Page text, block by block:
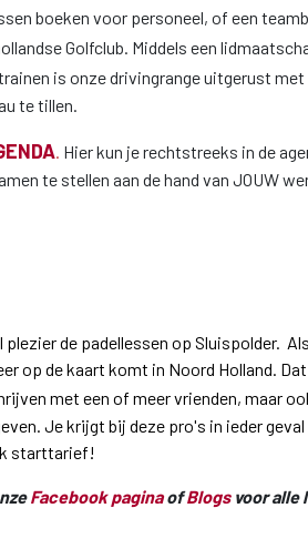
boeken voor personeel, of een
Golfclub. Middels een
is onze drivingrange uitgerust met
te tillen.
Hier kun je rechtstreeks in de
te stellen aan de hand van JOUW
de padellessen op Sluispolder.
op de kaart komt in Noord Holland.
met een of meer vrienden, maar
Je krijgt bij deze pro's in ieder
starttarief!
Facebook paginaofBlogsvoor alle